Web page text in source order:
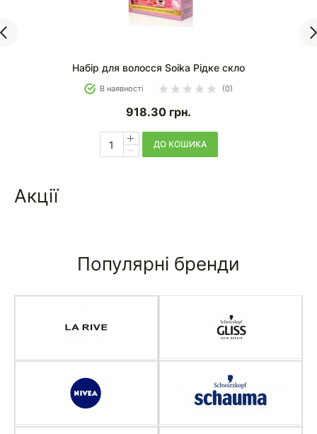
Набір для волосся Soika Рідке скло
В наявності (0)
918.30 грн.
ДО КОШИКА
Акції
Популярні бренди